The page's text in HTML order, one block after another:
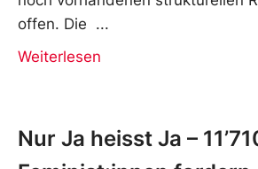
offen. Die
Weiterlesen
Nur Ja heisst Ja –